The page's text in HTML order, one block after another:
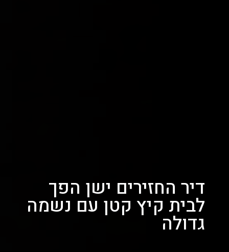
דיר החזירים ישן הפך
לבית קיץ קטן עם נשמה
גדולה